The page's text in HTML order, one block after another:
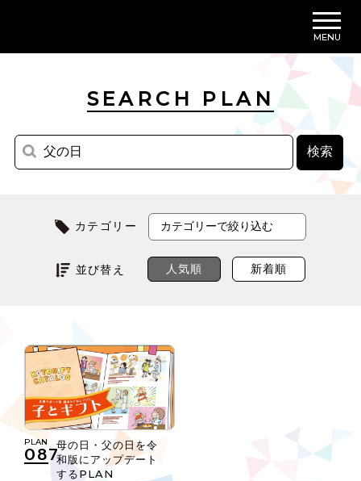
MENU
SEARCH PLAN
カテゴリー
並び替え 人気順 新着順
PLAN
087母の日・父の日を令
和版にアップデート
するPLAN